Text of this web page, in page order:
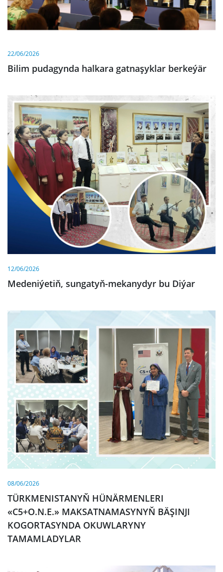
22/06/2026
Bilim pudagynda halkara gatnaşyklar berkeýär
12/06/2026
Medeniýetiň, sungatyň-mekanydyr bu Diýar
08/06/2026
TÜRKMENISTANYŇ HÜNÄRMENLERI
«C5+O.N.E.» MAKSATNAMASYNYŇ BÄŞINJI
KOGORTASYNDA OKUWLARYNY
TAMAMLADYLAR